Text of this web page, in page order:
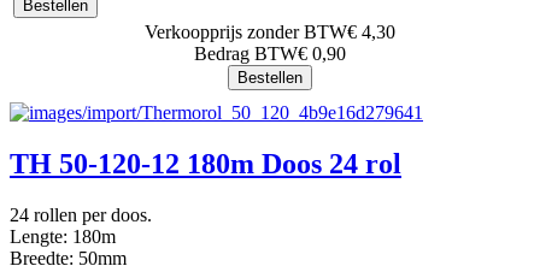
Verkoopprijs zonder BTW€ 4,30
Bedrag BTW€ 0,90
TH 50-120-12 180m Doos 24 rol
24 rollen per doos.
Lengte: 180m
Breedte: 50mm